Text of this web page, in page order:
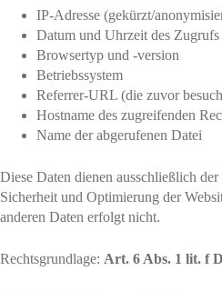
IP-Adresse (gekürzt/
Datum und Uhrzeit des Zugrufs
Browsertyp und -version
Betriebssystem
Referrer-URL (die zuvor
Hostname des zugreifenden
Name der abgerufenen Datei
Diese Daten dienen ausschließlich
Sicherheit und Optimierung der
anderen Daten erfolgt nicht.
Rechtsgrundlage: Art. 6 Abs. 1 lit. f